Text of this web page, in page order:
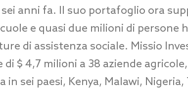
sei anni fa. Il suo portafoglio ora
e quasi due milioni di persone
di assistenza sociale. Missio
di $ 4,7 milioni a 38 aziende
in sei paesi, Kenya, Malawi,